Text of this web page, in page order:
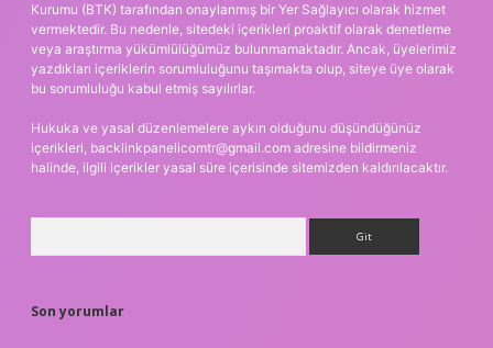
Kurumu (BTK) tarafından onaylanmış bir Yer Sağlayıcı olarak hizmet
vermektedir. Bu nedenle, sitedeki içerikleri proaktif olarak denetleme
veya araştırma yükümlülüğümüz bulunmamaktadır. Ancak, üyelerimiz
yazdıkları içeriklerin sorumluluğunu taşımakta olup, siteye üye olarak
bu sorumluluğu kabul etmiş sayılırlar.
Hukuka ve yasal düzenlemelere aykırı olduğunu düşündüğünüz
içerikleri, backlinkpanelicomtr@gmail.com adresine bildirmeniz
halinde, ilgili içerikler yasal süre içerisinde sitemizden kaldırılacaktır.
Son yorumlar